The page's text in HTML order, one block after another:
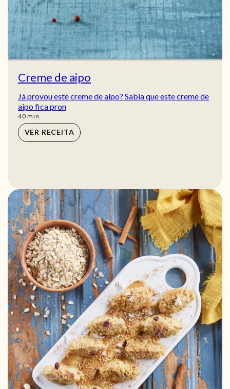
Creme de aipo
Já provou este creme de aipo? Sabia que este creme de
aipo fica pron
40min
min
VER RECEITA